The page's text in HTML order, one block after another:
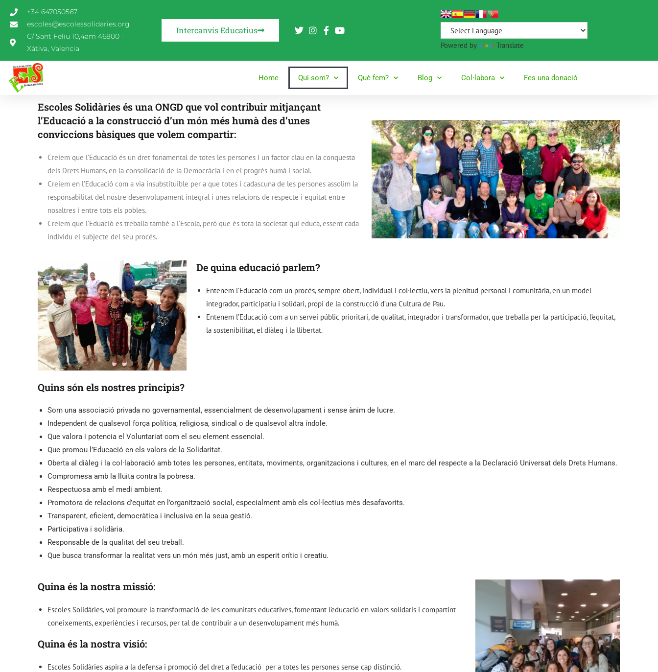
+34 647050567
escoles@escolessolidaries.org
C/ Sant Feliu 10,4am 46800 -
Xátiva, Valencia
Intercanvis Educatius
Powered by Translate
Home Qui som? Què fem? Blog Col·labora Fes una donació
Escoles Solidàries és una ONGD que vol contribuir mitjançant
l’Educació a la construcció d’un món més humà des d’unes
conviccions bàsiques que volem compartir:
Creiem que l’Educació és un dret fonamental de totes les persones i un factor clau en la conquesta
dels Drets Humans, en la consolidació de la Democràcia i en el progrés humà i social.
Creiem en l’Educació com a via insubstituible per a que totes i cadascuna de les persones assolim la
responsabilitat del nostre desenvolupament integral i unes relacions de respecte i equitat entre
nosaltres i entre tots els pobles.
Creiem que l’Eduació es treballa també a l’Escola, però que és tota la societat qui educa, essent cada
individu el subjecte del seu procés.
De quina educació parlem?
Entenem l’Educació com un procés, sempre obert, individual i col·lectiu, vers la plenitud personal i comunitària, en un model
integrador, participatiu i solidari, propi de la construcció d’una Cultura de Pau.
Entenem l’Educació com a un servei públic prioritari, de qualitat, integrador i transformador, que treballa per la participació, l’equitat,
la sostenibilitat, el diàleg i la llibertat.
Quins són els nostres principis?
Som una associació privada no governamental, essencialment de desenvolupament i sense ànim de lucre.
Independent de qualsevol força política, religiosa, sindical o de qualsevol altra índole.
Que valora i potencia el Voluntariat com el seu element essencial.
Que promou l’Educació en els valors de la Solidaritat.
Oberta al diàleg i la col·laboració amb totes les persones, entitats, moviments, organitzacions i cultures, en el marc del respecte a la Declaració Universat dels Drets Humans.
Compromesa amb la lluita contra la pobresa.
Respectuosa amb el medi ambient.
Promotora de relacions d’equitat en l’organització social, especialment amb els col·lectius més desafavorits.
Transparent, eficient, democràtica i inclusiva en la seua gestió.
Participativa i solidària.
Responsable de la qualitat del seu treball.
Que busca transformar la realitat vers un món més just, amb un esperit crític i creatiu.
Quina és la nostra missió:
Escoles Solidàries, vol promoure la transformació de les comunitats educatives, fomentant l’educació en valors solidaris i compartint
coneixements, experiències i recursos, per tal de contribuir a un desenvolupament més humà.
Quina és la nostra visió:
Escoles Solidàries aspira a la defensa i promoció del dret a l’educació per a totes les persones sense cap distinció.